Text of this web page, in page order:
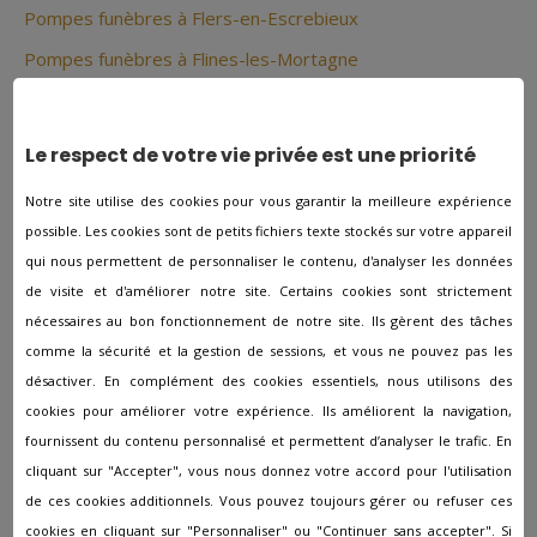
Pompes funèbres à Flers-en-Escrebieux
Pompes funèbres à Flines-les-Mortagne
Pompes funèbres à Fontaine-Notre-Dame
Pompes funèbres à Fourmies
Pompes funèbres à Frelinghien
Pompes funèbres à Fresnes-sur-Escaut
Pompes funèbres à Genech
Pompes funèbres à Glageon
Pompes funèbres à Gommegnies
Pompes funèbres à Gondecourt
Pompes funèbres à Gouzeaucourt
Le respect de votre vie privée est une priorité
Notre site utilise des cookies pour vous garantir la meilleure expérience
possible. Les cookies sont de petits fichiers texte stockés sur votre appareil
qui nous permettent de personnaliser le contenu, d'analyser les données
de visite et d'améliorer notre site. Certains cookies sont strictement
nécessaires au bon fonctionnement de notre site. Ils gèrent des tâches
comme la sécurité et la gestion de sessions, et vous ne pouvez pas les
désactiver. En complément des cookies essentiels, nous utilisons des
cookies pour améliorer votre expérience. Ils améliorent la navigation,
fournissent du contenu personnalisé et permettent d’analyser le trafic. En
cliquant sur "Accepter", vous nous donnez votre accord pour l'utilisation
de ces cookies additionnels. Vous pouvez toujours gérer ou refuser ces
cookies en cliquant sur "Personnaliser" ou "Continuer sans accepter". Si